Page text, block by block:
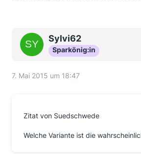
Sylvi62
Sparkönig:in
7. Mai 2015 um 18:47
Zitat von Suedschwede
Welche Variante ist die